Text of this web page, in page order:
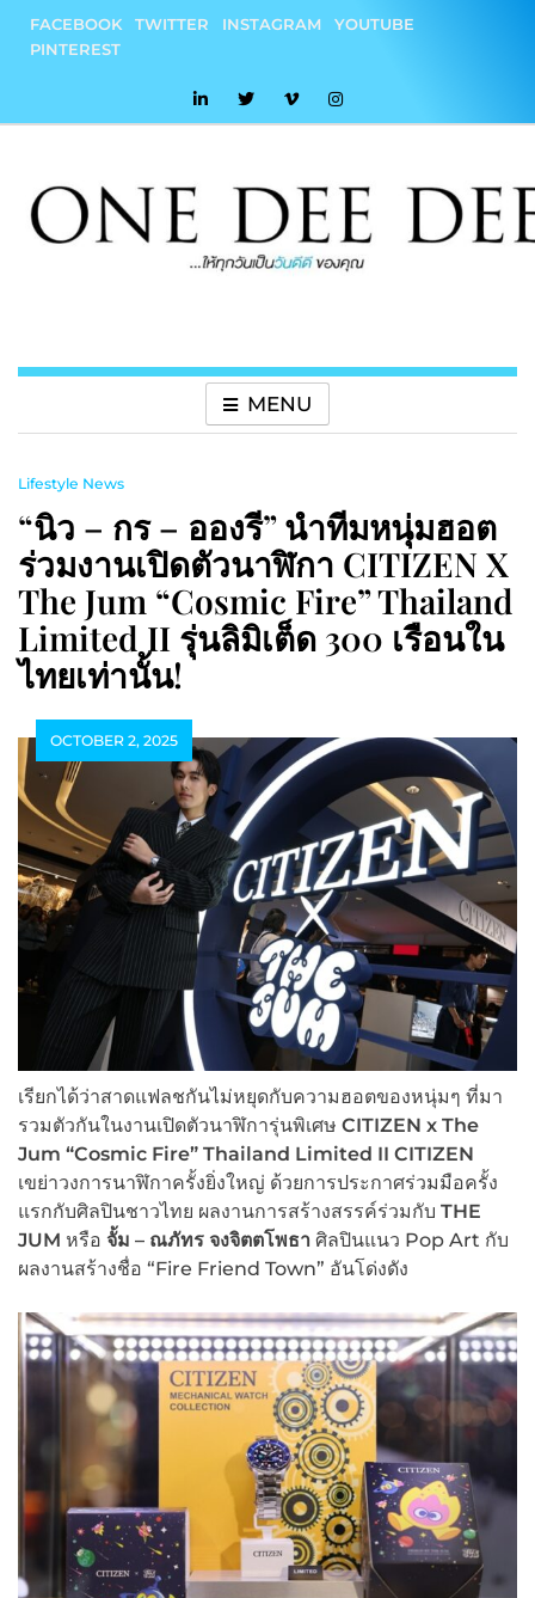
content
FACEBOOK TWITTER INSTAGRAM
YOUTUBE
PINTEREST
MENU
Lifestyle News
“นิว – กร – อองรี” นำทีมหนุ่มฮอต
ร่วมงานเปิดตัวนาฬิกา CITIZEN X
The Jum “Cosmic Fire” Thailand
Limited II รุ่นลิมิเต็ด 300 เรือนใน
ไทยเท่านั้น!
OCTOBER 2, 2025
เรียกได้ว่าสาดแฟลชกันไม่หยุดกับความฮอตของหนุ่มๆ ที่มา
รวมตัวกันในงานเปิดตัวนาฬิการุ่นพิเศษ CITIZEN x The
Jum “Cosmic Fire” Thailand Limited II CITIZEN
เขย่าวงการนาฬิกาครั้งยิ่งใหญ่ ด้วยการประกาศร่วมมือครั้ง
แรกกับศิลปินชาวไทย ผลงานการสร้างสรรค์ร่วมกับ THE
JUM หรือ จั้ม – ณภัทร จงจิตตโพธา ศิลปินแนว Pop Art กับ
ผลงานสร้างชื่อ “Fire Friend Town” อันโด่งดัง